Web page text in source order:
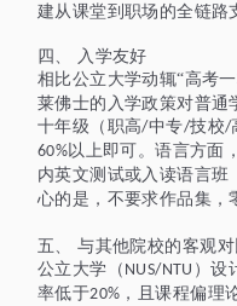
建从课堂到职场的全链路
四、
入学友好
相比公立大学动辄“高考
莱佛士的入学政策对普通
十年级（职高/中专/技校/
60%以上即可。语言方面
内英文测试或入读语言班
心的是，不要求作品集，
五、
与其他院校的客观对
公立大学（ NUS/NTU ）设
率低于20% ，且课程偏理